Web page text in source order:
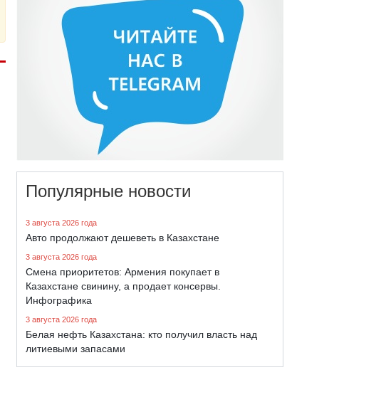
Популярные новости
3 августа 2026 года
Авто продолжают дешеветь в Казахстане
3 августа 2026 года
Смена приоритетов: Армения покупает в
Казахстане свинину, а продает консервы.
Инфографика
3 августа 2026 года
Белая нефть Казахстана: кто получил власть над
литиевыми запасами